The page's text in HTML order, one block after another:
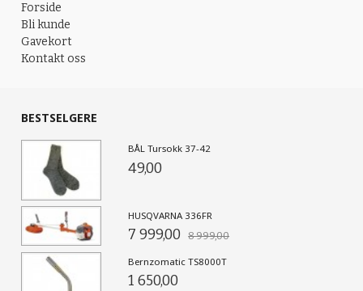
Forside
Bli kunde
Gavekort
Kontakt oss
BESTSELGERE
BÅL Tursokk 37-42
49,00
HUSQVARNA 336FR
7 999,00 8 999,00
Bernzomatic TS8000T
1 650,00